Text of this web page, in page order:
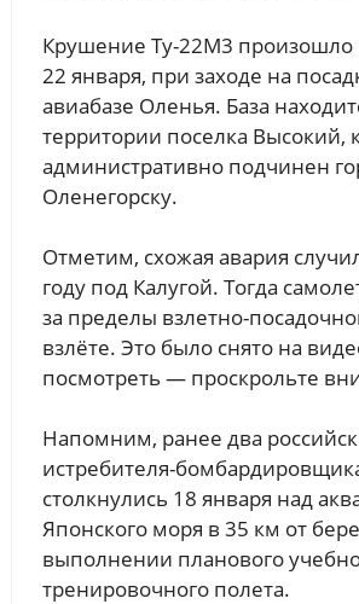
Крушение Ту-22М3 произошло
22 января, при заходе на
авиабазе Оленья. База
территории поселка Высокий,
административно подчинен
Оленегорску.
Отметим, схожая авария
году под Калугой. Тогда
за пределы взлетно-
взлёте. Это было снято на
посмотреть — проскрольте
Напомним, ранее два
истребителя-
столкнулись 18 января над
Японского моря в 35 км от
выполнении планового
тренировочного полета.